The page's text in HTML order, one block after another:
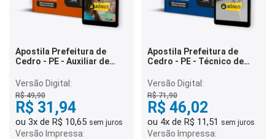
Apostila Prefeitura de
Cedro - PE - Auxiliar de
Versão Digital:
R$ 49,90
R$ 31,94
ou 3x de R$ 10,65 sem juros
Versão Impressa:
Apostila Prefeitura de
Cedro - PE - Técnico de
Versão Digital:
R$ 71,90
R$ 46,02
ou 4x de R$ 11,51 sem juros
Versão Impressa: